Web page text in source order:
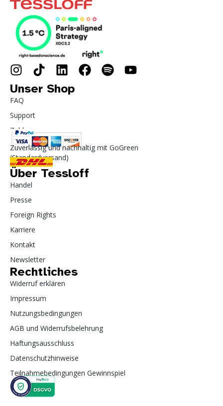
Unser Shop
FAQ
Support
Zahlung
Zuverlässig und nachhaltig mit GoGreen
(Standardversand)
Über Tessloff
Handel
Presse
Foreign Rights
Karriere
Kontakt
Newsletter
Rechtliches
Widerruf erklären
Impressum
Nutzungsbedingungen
AGB und Widerrufsbelehrung
Haftungsausschluss
Datenschutzhinweise
Teilnahmebedingungen Gewinnspiel